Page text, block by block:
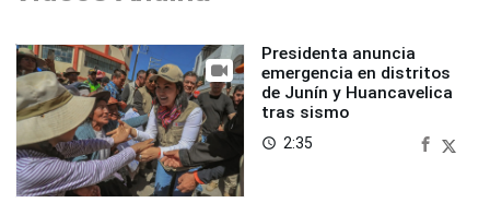
Presidenta anuncia
emergencia en distritos
de Junín y Huancavelica
tras sismo
access_time 2:35